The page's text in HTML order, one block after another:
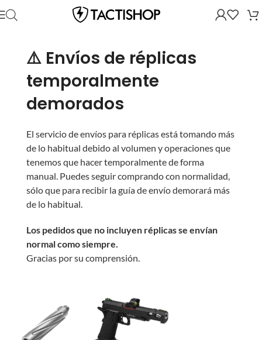
⚠️ Envíos de réplicas
temporalmente
demorados
El servicio de envíos para réplicas está tomando más
de lo habitual debido al volumen y operaciones que
tenemos que hacer temporalmente de forma
manual. Puedes seguir comprando con normalidad,
sólo que para recibir la guía de envío demorará más
de lo habitual.
Los pedidos que no incluyen réplicas se envían
normal como siempre.
Gracias por su comprensión.